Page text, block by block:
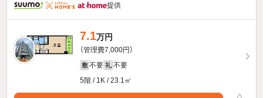
提供
7.1万円
（管理費7,000円）
敷 不要 礼 不要
5階 / 1K / 23.1㎡